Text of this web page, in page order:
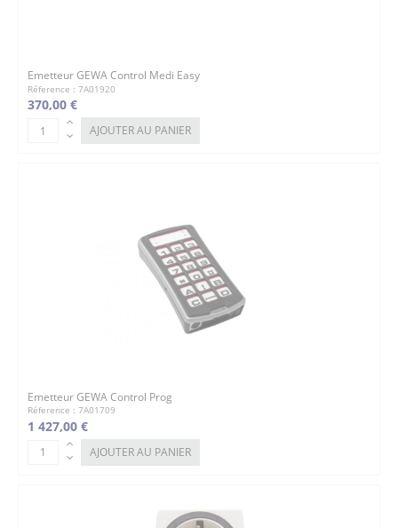
Emetteur GEWA Control Medi Easy
Réference : 7A01920
370,00 €
AJOUTER AU PANIER
Emetteur GEWA Control Prog
Réference : 7A01709
1 427,00 €
AJOUTER AU PANIER